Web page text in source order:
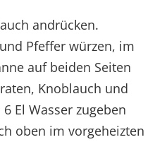
andrücken.
Pfeffer würzen, im
auf beiden Seiten
Knoblauch und
El Wasser zugeben
oben im vorgeheizten